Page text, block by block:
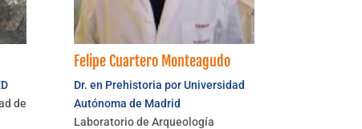
de
Felipe Cuartero Monteagudo
Dr. en Prehistoria por Universidad
Autónoma de Madrid
Laboratorio de Arqueología